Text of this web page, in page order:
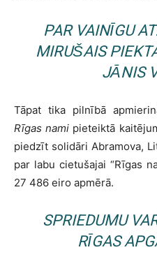
PAR VAINĪGU
MIRUŠAIS
JĀNIS
Tāpat tika pilnībā
Rīgas nami pieteiktā
piedzīt solidāri Abramova,
par labu cietušajai “Rīgas
27 486 eiro apmērā.
SPRIEDUMU
RĪGAS